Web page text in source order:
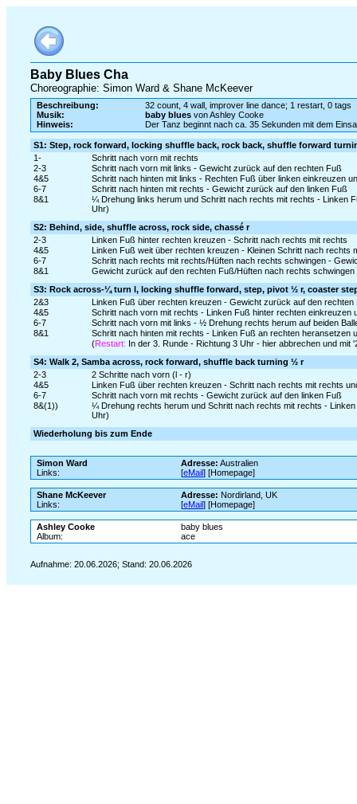
Baby Blues Cha
Choreographie: Simon Ward & Shane McKeever
Beschreibung:
32 count, 4 wall, improver line dance; 1 restart, 0 tags
Musik:
baby bluesvon Ashley Cooke
Hinweis:
Der Tanz beginnt nach ca. 35 Sekunden mit dem
S1: Step, rock forward, locking shuffle back, rock back, shuffle forward
1-
Schritt nach vorn mit rechts
2-3
Schritt nach vorn mit links - Gewicht zurück auf den rechten Fuß
4&5
Schritt nach hinten mit links - Rechten Fuß über linken einkreuzen
6-7
Schritt nach hinten mit rechts - Gewicht zurück auf den linken Fuß
8&1
¼ Drehung links herum und Schritt nach rechts mit rechts - Linken
Uhr)
S2: Behind, side, shuffle across, rock side, chassé r
2-3
Linken Fuß hinter rechten kreuzen - Schritt nach rechts mit rechts
4&5
Linken Fuß weit über rechten kreuzen - Kleinen Schritt nach
6-7
Schritt nach rechts mit rechts/Hüften nach rechts schwingen -
8&1
Gewicht zurück auf den rechten Fuß/Hüften nach rechts
S3: Rock across-¼ turn l, locking shuffle forward, step, pivot ½ r, coaster
2&3
Linken Fuß über rechten kreuzen - Gewicht zurück auf den
4&5
Schritt nach vorn mit rechts - Linken Fuß hinter rechten einkreuzen
6-7
Schritt nach vorn mit links - ½ Drehung rechts herum auf beiden
8&1
Schritt nach hinten mit rechts - Linken Fuß an rechten heransetzen
(Restart: In der 3. Runde - Richtung 3 Uhr - hier abbrechen und mit
S4: Walk 2, Samba across, rock forward, shuffle back turning ½ r
2-3
2 Schritte nach vorn (l - r)
4&5
Linken Fuß über rechten kreuzen - Schritt nach rechts mit rechts
6-7
Schritt nach vorn mit rechts - Gewicht zurück auf den linken Fuß
8&(1))
¼ Drehung rechts herum und Schritt nach rechts mit rechts -
Uhr)
Wiederholung bis zum Ende
Simon Ward Adresse: Australien
Links:
[eMail] [Homepage]
Shane McKeever Adresse: Nordirland, UK
Links:
[eMail] [Homepage]
Ashley Cooke
baby blues
Album:
ace
Aufnahme: 20.06.2026; Stand: 20.06.2026